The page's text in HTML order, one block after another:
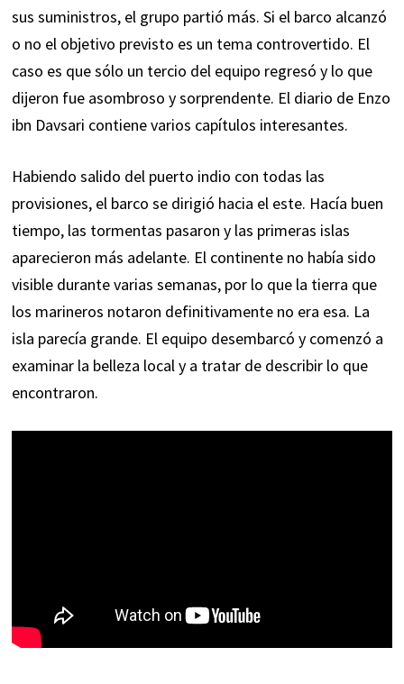
sus suministros, el grupo partió más. Si el barco alcanzó
o no el objetivo previsto es un tema controvertido. El
caso es que sólo un tercio del equipo regresó y lo que
dijeron fue asombroso y sorprendente. El diario de Enzo
ibn Davsari contiene varios capítulos interesantes.
Habiendo salido del puerto indio con todas las
provisiones, el barco se dirigió hacia el este. Hacía buen
tiempo, las tormentas pasaron y las primeras islas
aparecieron más adelante. El continente no había sido
visible durante varias semanas, por lo que la tierra que
los marineros notaron definitivamente no era esa. La
isla parecía grande. El equipo desembarcó y comenzó a
examinar la belleza local y a tratar de describir lo que
encontraron.